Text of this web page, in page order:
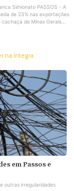
Simionato PASSOS - A
de 23% nas exportações
cachaça de Minas Gerais...
na íntegra
em Passos e
outras irregularidades